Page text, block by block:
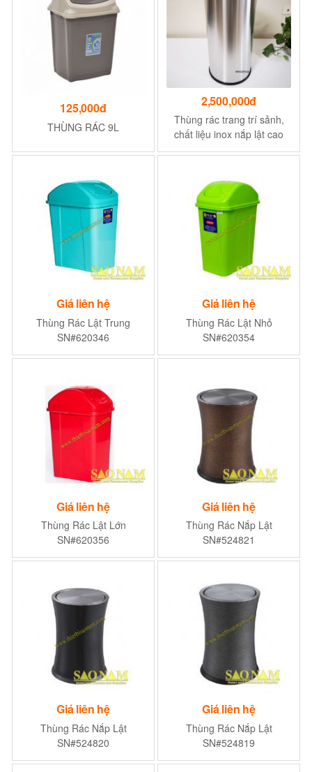
125,000đ
THÙNG RÁC 9L
2,500,000đ
Thùng rác trang trí sảnh,
chất liệu inox nắp lật cao
cấp
Giá liên hệ
Thùng Rác Lật Trung
SN#620346
Giá liên hệ
Thùng Rác Lật Nhỏ
SN#620354
Giá liên hệ
Thùng Rác Lật Lớn
SN#620356
Giá liên hệ
Thùng Rác Nắp Lật
SN#524821
Giá liên hệ
Thùng Rác Nắp Lật
SN#524820
Giá liên hệ
Thùng Rác Nắp Lật
SN#524819